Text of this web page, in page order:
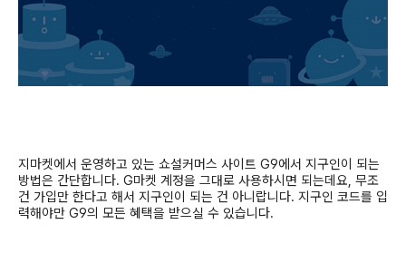
지마켓에서 운영하고 있는 쇼설커머스 사이트 G9에서 지구인이 되는
방법은 간단합니다. G마켓 계정을 그대로 사용하시면 되는데요, 무조
건 가입만 한다고 해서 지구인이 되는 건 아니랍니다. 지구인 코드를 입
력해야만 G9의 모든 혜택을 받으실 수 있습니다.